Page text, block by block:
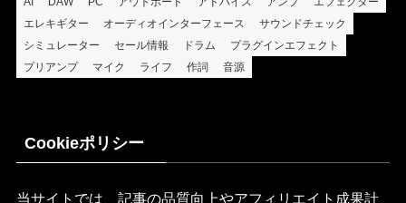
エレキギター
オーディオインターフェース
サウンドチェック
シミュレーター
セール情報 ドラム
プラグインエフェクト
プリアンプ
マイク ライフ 作詞 音源
Cookieポリシー
当サイトでは、記事の品質向上やアフィリエイト成果計